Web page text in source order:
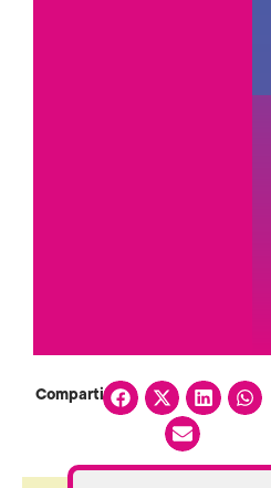
Compartir: